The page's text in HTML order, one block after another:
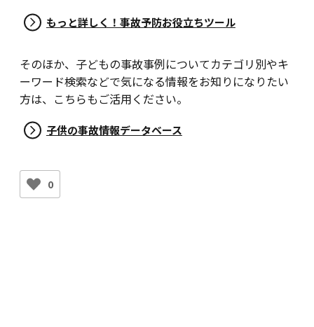
もっと詳しく！事故予防お役立ちツール
そのほか、子どもの事故事例についてカテゴリ別やキ
ーワード検索などで気になる情報をお知りになりたい
方は、こちらもご活用ください。
子供の事故情報データベース
0